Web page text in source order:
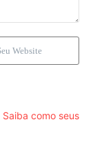
Saiba como seus